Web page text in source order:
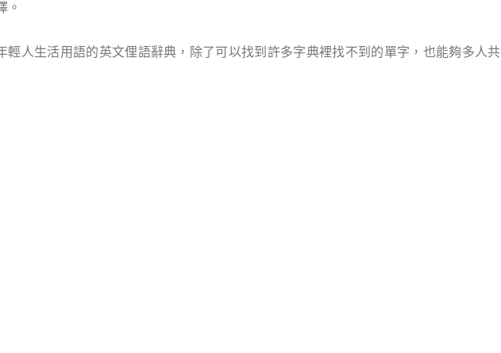
。
輕人生活用語的英文俚語辭典，除了可以找到許多字典裡找不到的單字，也能夠多人共